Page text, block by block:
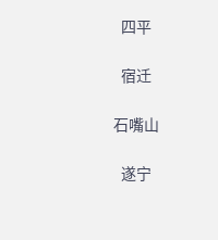
四平
宿迁
石嘴山
遂宁